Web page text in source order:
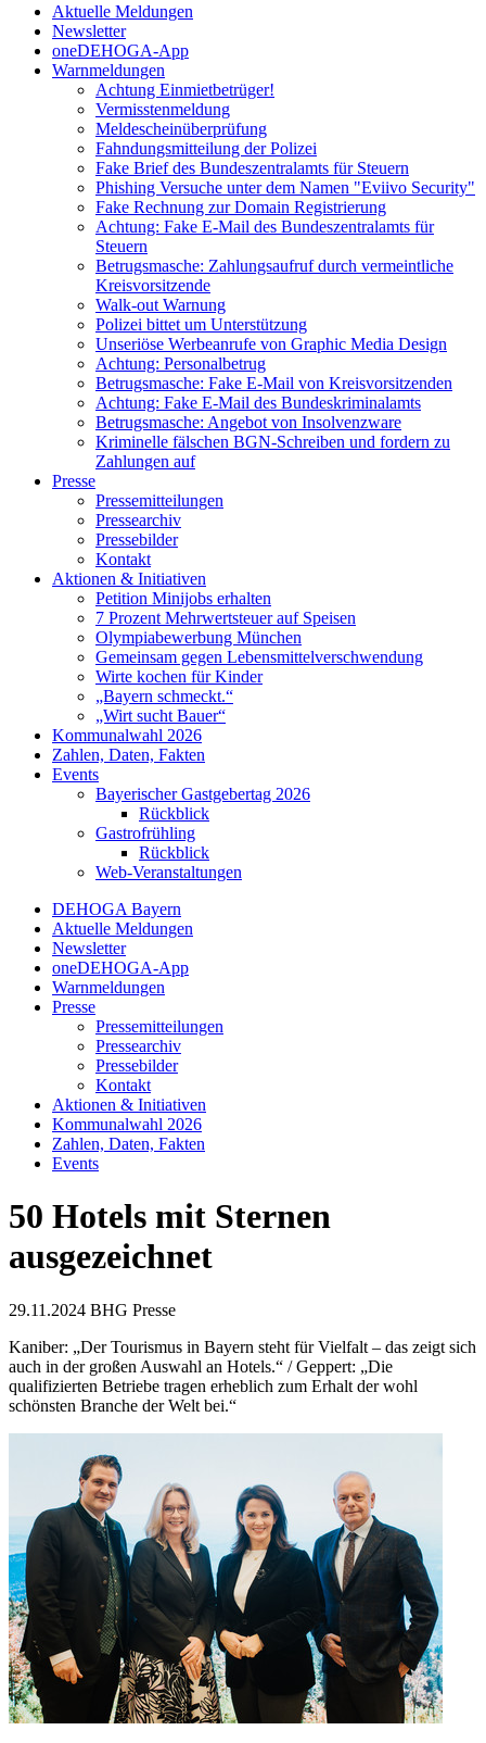
Aktuelle Meldungen
Newsletter
oneDEHOGA-App
Warnmeldungen
Achtung Einmietbetrüger!
Vermisstenmeldung
Meldescheinüberprüfung
Fahndungsmitteilung der Polizei
Fake Brief des Bundeszentralamts für Steuern
Phishing Versuche unter dem Namen "Eviivo Security"
Fake Rechnung zur Domain Registrierung
Achtung: Fake E-Mail des Bundeszentralamts für
Steuern
Betrugsmasche: Zahlungsaufruf durch vermeintliche
Kreisvorsitzende
Walk-out Warnung
Polizei bittet um Unterstützung
Unseriöse Werbeanrufe von Graphic Media Design
Achtung: Personalbetrug
Betrugsmasche: Fake E-Mail von Kreisvorsitzenden
Achtung: Fake E-Mail des Bundeskriminalamts
Betrugsmasche: Angebot von Insolvenzware
Kriminelle fälschen BGN-Schreiben und fordern zu
Zahlungen auf
Presse
Pressemitteilungen
Pressearchiv
Pressebilder
Kontakt
Aktionen & Initiativen
Petition Minijobs erhalten
7 Prozent Mehrwertsteuer auf Speisen
Olympiabewerbung München
Gemeinsam gegen Lebensmittelverschwendung
Wirte kochen für Kinder
„Bayern schmeckt.“
„Wirt sucht Bauer“
Kommunalwahl 2026
Zahlen, Daten, Fakten
Events
Bayerischer Gastgebertag 2026
Rückblick
Gastrofrühling
Rückblick
Web-Veranstaltungen
DEHOGA Bayern
Aktuelle Meldungen
Newsletter
oneDEHOGA-App
Warnmeldungen
Presse
Pressemitteilungen
Pressearchiv
Pressebilder
Kontakt
Aktionen & Initiativen
Kommunalwahl 2026
Zahlen, Daten, Fakten
Events
50 Hotels mit Sternen
ausgezeichnet
29.11.2024 BHG Presse
Kaniber: „Der Tourismus in Bayern steht für Vielfalt – das zeigt sich
auch in der großen Auswahl an Hotels.“ / Geppert: „Die
qualifizierten Betriebe tragen erheblich zum Erhalt der wohl
schönsten Branche der Welt bei.“